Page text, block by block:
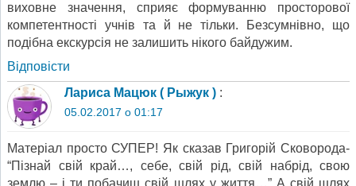
виховне значення, сприяє формуванню просторової
компетентності учнів та й не тільки. Безсумнівно, що
подібна екскурсія не залишить нікого байдужим.
Відповіcти
Лариса Мацюк ( Рыжук ) :
05.02.2017 о 01:17
Матеріал просто СУПЕР! Як сказав Григорій Сковорода-
“Пізнай свій край…, себе, свій рід, свій набрід, свою
землю – і ти побачиш свій шлях у життя…” А свій шлях